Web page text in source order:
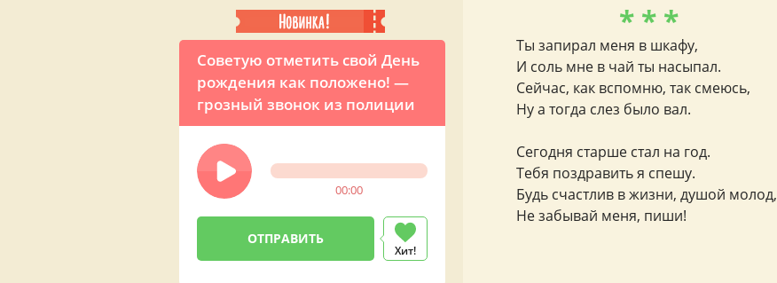
Советую отметить свой День
рождения как положено! —
грозный звонок из полиции
00:00
Хит!
* * *
Ты запирал меня в шкафу,
И соль мне в чай ты насыпал.
Сейчас, как вспомню, так смеюсь,
Ну а тогда слез было вал.
Сегодня старше стал на год.
Тебя поздравить я спешу.
Будь счастлив в жизни, душой молод,
Не забывай меня, пиши!